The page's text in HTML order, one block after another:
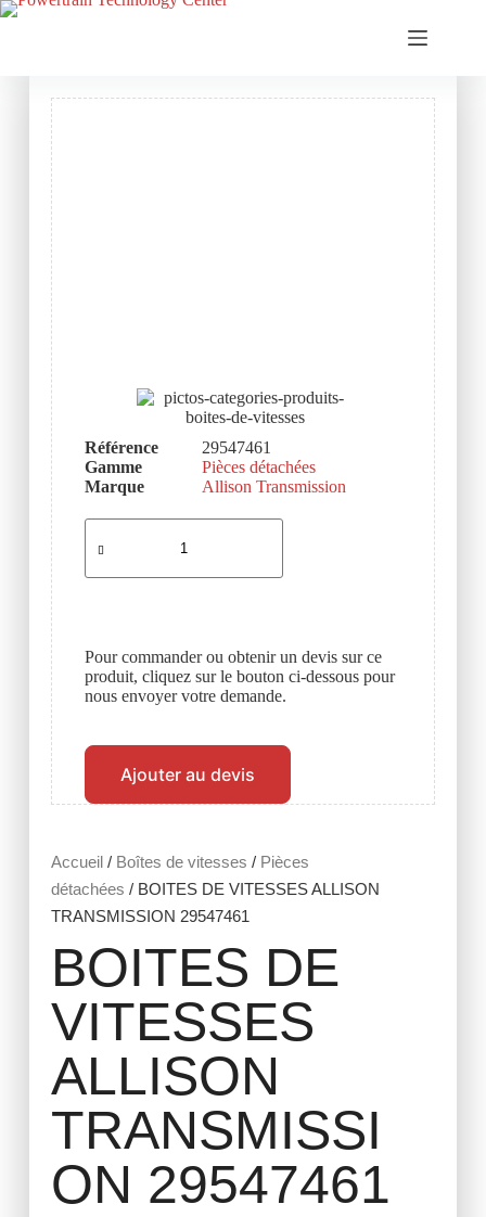
Accueil/ Boîtes de vitesses / Pièces
détachées / BOITES DE VITESSES ALLISON
TRANSMISSION 29547461
BOITES DE
VITESSES
ALLISON
TRANSMISSI
ON 29547461
Référence
29547461
Gamme
Pièces détachées
Marque
Allison Transmission
Pour commander ou obtenir un devis sur ce
produit, cliquez sur le bouton ci-dessous pour
nous envoyer votre demande.
Ajouter au devis